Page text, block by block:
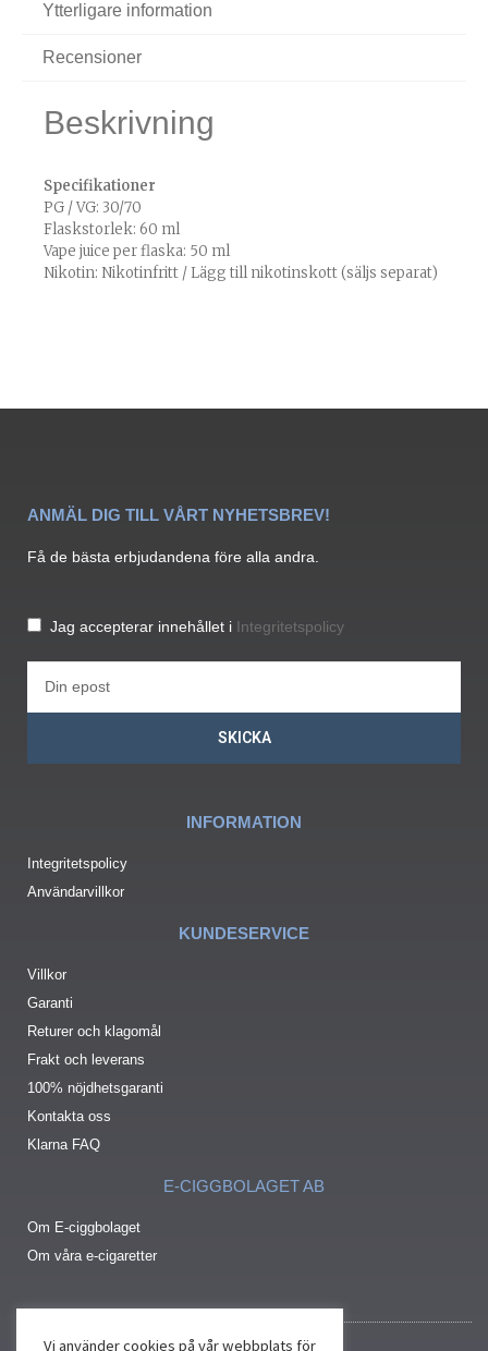
Ytterligare information
Recensioner
Beskrivning
Specifikationer
PG / VG: 30/70
Flaskstorlek: 60 ml
Vape juice per flaska: 50 ml
Nikotin: Nikotinfritt / Lägg till nikotinskott (säljs separat)
ANMÄL DIG TILL VÅRT NYHETSBREV!
Få de bästa erbjudandena före alla andra.
Jag accepterar innehållet i Integritetspolicy
SKICKA
INFORMATION
Integritetspolicy
Användarvillkor
KUNDESERVICE
Villkor
Garanti
Returer och klagomål
Frakt och leverans
100% nöjdhetsgaranti
Kontakta oss
Klarna FAQ
E-CIGGBOLAGET AB
Om E-ciggbolaget
Om våra e-cigaretter
Vi använder cookies på vår webbplats för